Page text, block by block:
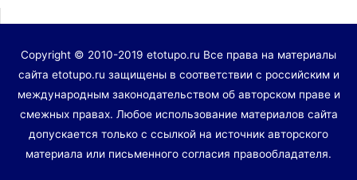
Copyright © 2010-2019 etotupo.ru Все права на материалы
сайта etotupo.ru защищены в соответствии с российским и
международным законодательством об авторском праве и
смежных правах. Любое использование материалов сайта
допускается только с ссылкой на источник авторского
материала или письменного согласия правообладателя.